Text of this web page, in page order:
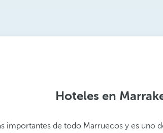
Hoteles en
importantes de todo Marruecos y es uno